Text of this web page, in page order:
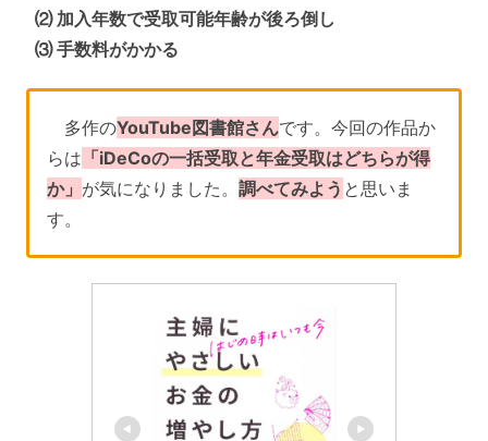
⑵ 加入年数で受取可能年齢が後ろ倒し
⑶ 手数料がかかる
多作のYouTube図書館さんです。今回の作品か
らは 「iDeCoの一括受取と年金受取はどちらが得
か」 が気になりました。調べてみよう と思いま
す。